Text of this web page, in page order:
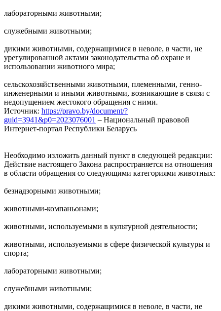
лабораторными животными;
служебными животными;
дикими животными, содержащимися в неволе, в части, не
урегулированной актами законодательства об охране и
использовании животного мира;
сельскохозяйственными животными, племенными, генно-
инженерными и иными животными, возникающие в связи с
недопущением жестокого обращения с ними.
Источник: https://pravo.by/document/?
guid=3941&p0=2023076001 – Национальный правовой
Интернет-портал Республики Беларусь
Необходимо изложить данный пункт в следующей редакции:
Действие настоящего Закона распространяется на отношения
в области обращения со следующими категориями животных:
безнадзорными животными;
животными-компаньонами;
животными, используемыми в культурной деятельности;
животными, используемыми в сфере физической культуры и
спорта;
лабораторными животными;
служебными животными;
дикими животными, содержащимися в неволе, в части, не